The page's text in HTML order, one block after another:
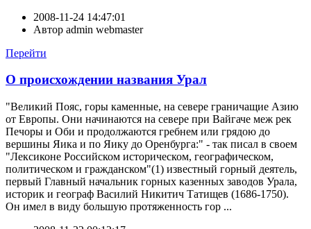
2008-11-24 14:47:01
Автор admin webmaster
Перейти
О происхождении названия Урал
"Великий Пояс, горы каменные, на севере граничащие Азию
от Европы. Они начинаются на севере при Вайгаче меж рек
Печоры и Оби и продолжаются гребнем или грядою до
вершины Яика и по Яику до Оренбурга:" - так писал в своем
"Лексиконе Российском историческом, географическом,
политическом и гражданском"(1) известный горный деятель,
первый Главный начальник горных казенных заводов Урала,
историк и географ Василий Никитич Татищев (1686-1750).
Он имел в виду большую протяженность гор ...